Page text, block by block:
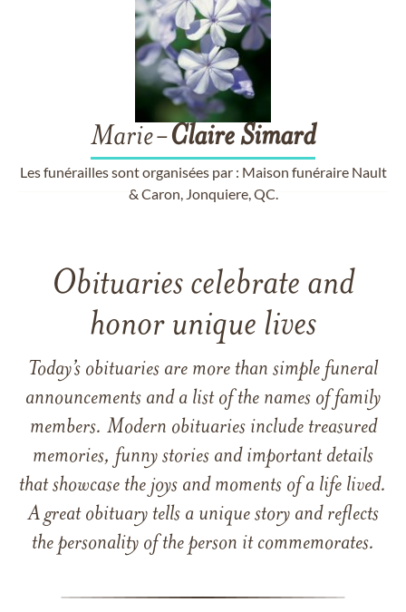
Marie-ClaireSimard
Les funérailles sont organisées par : Maison funéraire Nault
& Caron, Jonquiere, QC.
Obituaries celebrate and
honor unique lives
Today’s obituaries are more than simple funeral
announcements and a list of the names of family
members. Modern obituaries include treasured
memories, funny stories and important details
that showcase the joys and moments of a life lived.
A great obituary tells a unique story and reflects
the personality of the person it commemorates.